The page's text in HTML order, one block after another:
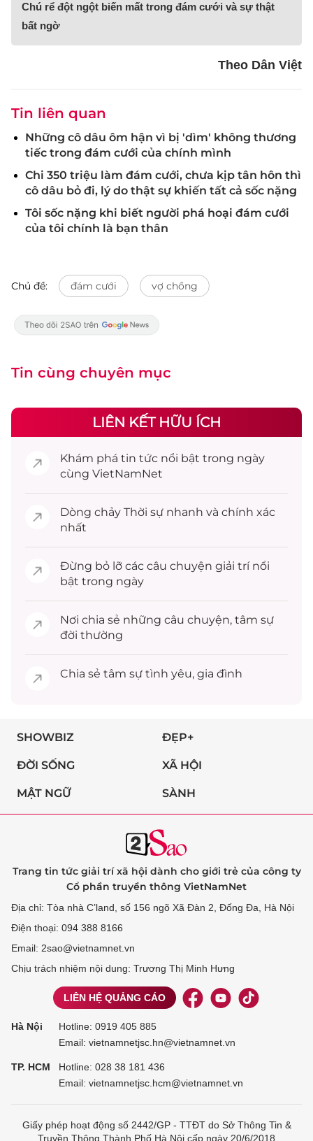
Chú rể đột ngột biến mất trong đám cưới và sự thật
bất ngờ
Theo Dân Việt
Tin liên quan
Những cô dâu ôm hận vì bị 'dìm' không thương
tiếc trong đám cưới của chính mình
Chi 350 triệu làm đám cưới, chưa kịp tân hôn thì
cô dâu bỏ đi, lý do thật sự khiến tất cả sốc nặng
Tôi sốc nặng khi biết người phá hoại đám cưới
của tôi chính là bạn thân
Chủ đề: đám cưới vợ chồng
Tin cùng chuyên mục
LIÊN KẾT HỮU ÍCH
Khám phá tin tức nổi bật trong ngày
cùng VietNamNet
Dòng chảy Thời sự nhanh và chính xác
nhất
Đừng bỏ lỡ các câu chuyện giải trínổi
bật trong ngày
Nơi chia sẻ những câu chuyện, tâm sự
đời thường
Chia sẻ tâm sự tình yêu, gia đình
SHOWBIZ ĐẸP+
ĐỜI SỐNG XÃ HỘI
MẬT NGỮ SÀNH
Trang tin tức giải trí xã hội dành cho giới trẻ của công ty
Cổ phần truyền thông VietNamNet
Địa chỉ: Tòa nhà C’land, số 156 ngõ Xã Đàn 2, Đống Đa, Hà Nội
Điện thoại: 094 388 8166
Email: 2sao@vietnamnet.vn
Chịu trách nhiệm nội dung: Trương Thị Minh Hưng
LIÊN HỆ QUẢNG CÁO
Hà Nội Hotline: 0919 405 885
Email: vietnamnetjsc.hn@vietnamnet.vn
TP. HCM Hotline: 028 38 181 436
Email: vietnamnetjsc.hcm@vietnamnet.vn
Giấy phép hoạt động số 2442/GP - TTĐT do Sở Thông Tin &
Truyền Thông Thành Phố Hà Nội cấp ngày 20/6/2018